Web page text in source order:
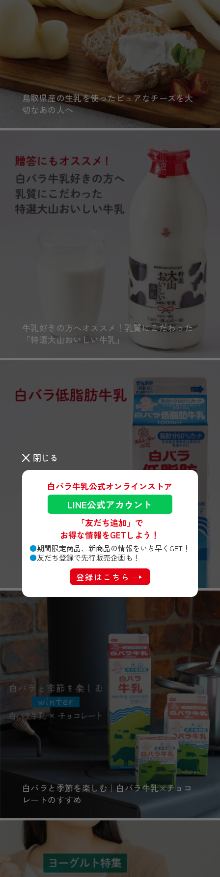
閉じる
白バラ牛乳公式オンラインストア
LINE公式アカウント
「友だち追加」で
お得な情報をGETしよう！
期間限定商品、新商品の情報をいち早くGET！
友だち登録で先行販売企画も！
登録はこちら
鳥取県産の生乳を使ったピュアなチーズを大
切なあの人へ
牛乳好きの方へオススメ！乳質にこだわった
「特選大山おいしい牛乳」
牛乳好きなのに牛乳を我慢しているあなたへ
白バラと季節を楽しむ｜白バラ牛乳×チョコ
レートのすすめ